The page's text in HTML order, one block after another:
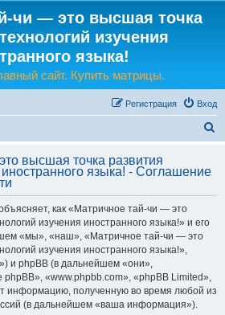
чи — это высшая точка
изучения
языка!
сайт. Купить матрицы.
Вход
Регистрация
высшая точка развития
иностранного языка! - Соглашение
как «Матричное тай-чи — это
изучения иностранного языка!» и его
«мы», «наш», «Матричное тай-чи — это
изучения иностранного языка!»,
и phpBB (в дальнейшем «они»,
«www.phpbb.com», «phpBB Limited»,
информацию, полученную во время любой из
(в дальнейшем «ваша информация»).